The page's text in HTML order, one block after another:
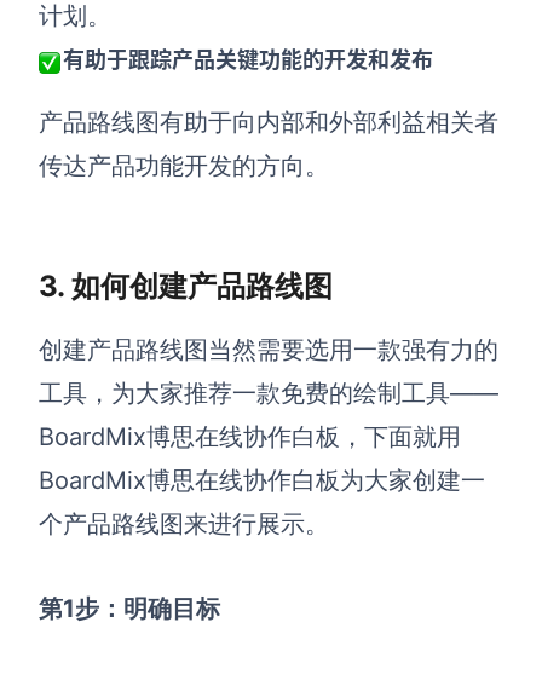
AI生成波士顿矩阵
AI生成4P营销理论模型
AI生成竞品分析
AI生成Grow模型
AI写作
AI生成简历
模板社区
私有化部署
客户案例
计划。
有助于跟踪产品关键功能的开发和发布
产品路线图有助于向内部和外部利益相关者
传达产品功能开发的方向。
3. 如何创建产品路线图
创建产品路线图当然需要选用一款强有力的
工具，为大家推荐一款免费的绘制工具——
BoardMix博思在线协作白板，下面就用
BoardMix博思在线协作白板为大家创建一
个产品路线图来进行展示。
第1步：明确目标